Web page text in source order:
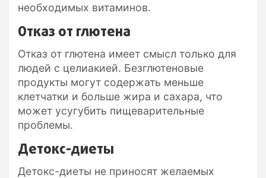
необходимых витаминов.
Отказ от глютена
Отказ от глютена имеет смысл только для
людей с целиакией. Безглютеновые
продукты могут содержать меньше
клетчатки и больше жира и сахара, что
может усугубить пищеварительные
проблемы.
Детокс-диеты
Детокс-диеты не приносят желаемых